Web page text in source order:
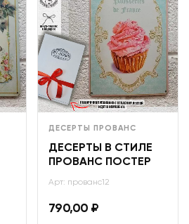
ДЕСЕРТЫ ПРОВАНС
ДЕСЕРТЫ В СТИЛЕ
ПРОВАНС ПОСТЕР
Арт: прованс12
790,00 ₽